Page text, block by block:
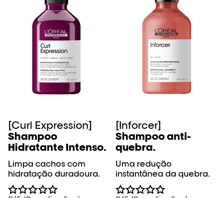
[Curl Expression]
Shampoo
Hidratante Intenso.
Limpa cachos com
hidratação duradoura.
[Inforcer]
Shampoo anti-
quebra.
Uma redução
instantânea da quebra.